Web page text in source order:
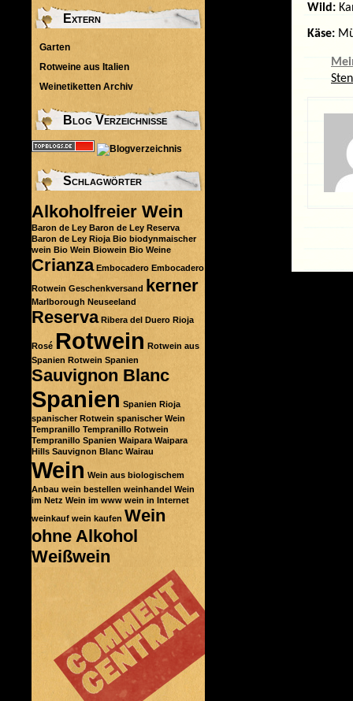
Wild:
Käse:
Extern
Garten
Rotweine aus Italien
Weinetiketten Archiv
Blog Verzeichnisse
Schlagwörter
Alkoholfreier Wein
Baron de Ley Baron de Ley Reserva
Baron de Ley Rioja Bio biodynmaischer
wein Bio Wein Biowein Bio Weine
Crianza Embocadero Embocadero
Rotwein Geschenkversand kerner
Marlborough Neuseeland
Reserva Ribera del Duero Rioja
Rosé Rotwein Rotwein aus
Spanien Rotwein Spanien
Sauvignon Blanc
Spanien Spanien Rioja
spanischer Rotwein spanischer Wein
Tempranillo Tempranillo Rotwein
Tempranillo Spanien Waipara Waipara
Hills Sauvignon Blanc Wairau
Wein Wein aus biologischem
Anbau wein bestellen weinhandel Wein
im Netz Wein im www wein in Internet
weinkauf wein kaufen Wein
ohne Alkohol
Weißwein